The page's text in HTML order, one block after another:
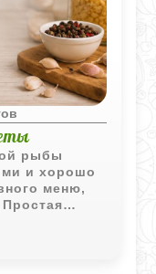
рыбы
и хорошо
меню,
лишних